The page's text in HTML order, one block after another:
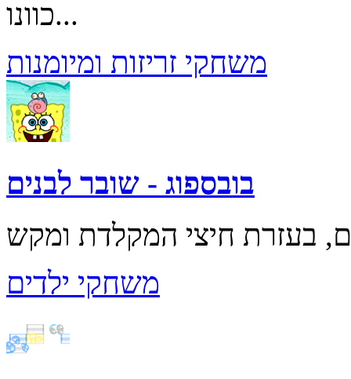
כוונו...
משחקי זריזות ומיומנות
בובספוג - שובר לבנים
משחקי ילדים